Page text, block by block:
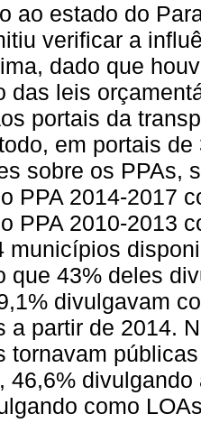
ao estado do
verificar a
dado que
das leis
portais da
em portais
sobre os PPAs,
PPA 2014-2017
PPA 2010-2013
municípios
que 43% deles
divulgavam
a partir de 2014.
tornavam
46,6%
como